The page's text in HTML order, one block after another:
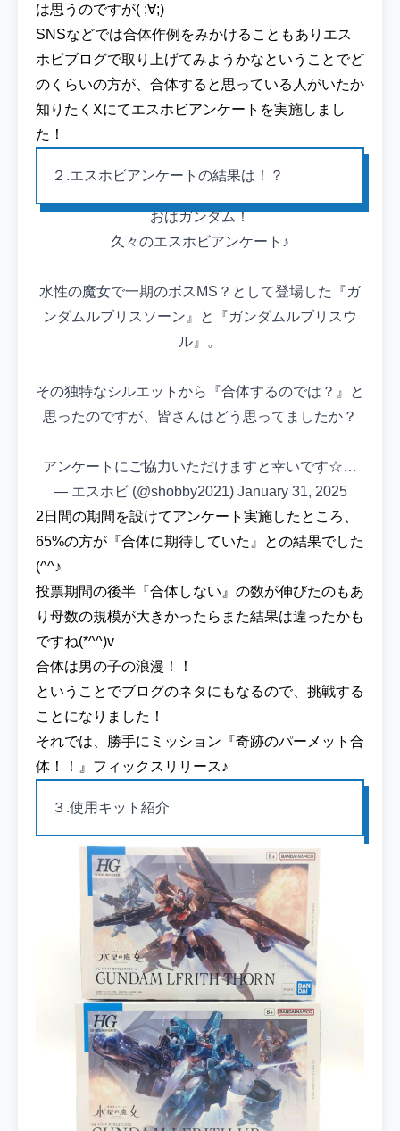
は思うのですが( ;∀;)
SNSなどでは合体作例をみかけることもありエス
ホビブログで取り上げてみようかなということでど
のくらいの方が、合体すると思っている人がいたか
知りたくXにてエスホビアンケートを実施しまし
た！
２.エスホビアンケートの結果は！？
おはガンダム！
久々のエスホビアンケート♪
水性の魔女で一期のボスMS？として登場した『ガ
ンダムルブリスソーン』と『ガンダムルブリスウ
ル』。
その独特なシルエットから『合体するのでは？』と
思ったのですが、皆さんはどう思ってましたか？
アンケートにご協力いただけますと幸いです☆…
— エスホビ (@shobby2021) January 31, 2025
2日間の期間を設けてアンケート実施したところ、
65%の方が『合体に期待していた』との結果でした
(^^♪
投票期間の後半『合体しない』の数が伸びたのもあ
り母数の規模が大きかったらまた結果は違ったかも
ですね(*^^)v
合体は男の子の浪漫！！
ということでブログのネタにもなるので、挑戦する
ことになりました！
それでは、勝手にミッション『奇跡のパーメット合
体！！』フィックスリリース♪
３.使用キット紹介